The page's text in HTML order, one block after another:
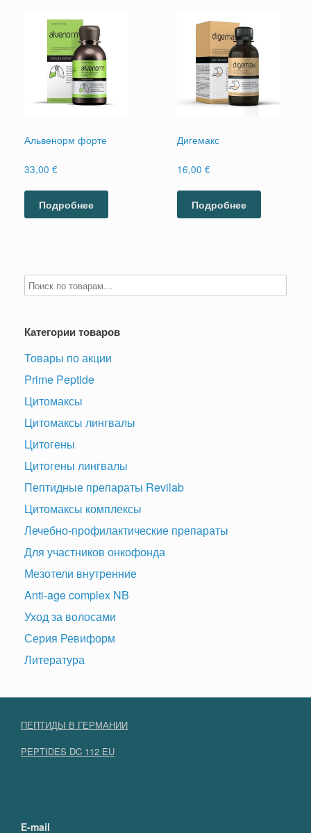
Альвенорм форте
33,00 €
Подробнее
Дигемакс
16,00€
Подробнее
Категории товаров
Товары по акции
Prime Peptide
Цитомаксы
Цитомаксы лингвалы
Цитогены
Цитогены лингвалы
Пептидные препараты Revilab
Цитомаксы комплексы
Лечебно-профилактические препараты
Для участников онкофонда
Мезотели внутренние
Anti-age complex NB
Уход за волосами
Серия Ревиформ
Литература
ПЕПТИДЫ В ГЕРМАНИИ
PEPTIDES DC 112 EU
E-mail